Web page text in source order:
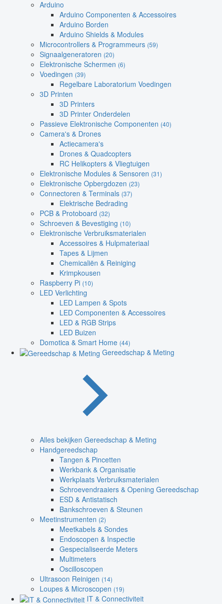
Arduino
Arduino Componenten & Accessoires
Arduino Borden
Arduino Shields & Modules
Microcontrollers & Programmeurs (59)
Signaalgeneratoren (20)
Elektronische Schermen (6)
Voedingen (39)
Regelbare Laboratorium Voedingen
3D Printen
3D Printers
3D Printer Onderdelen
Passieve Elektronische Componenten (40)
Camera's & Drones
Actiecamera's
Drones & Quadcopters
RC Helikopters & Vliegtuigen
Elektronische Modules & Sensoren (31)
Elektronische Opbergdozen (23)
Connectoren & Terminals (37)
Elektrische Bedrading
PCB & Protoboard (32)
Schroeven & Bevestiging (10)
Elektronische Verbruiksmaterialen
Accessoires & Hulpmateriaal
Tapes & Lijmen
Chemicaliën & Reiniging
Krimpkousen
Raspberry Pi (10)
LED Verlichting
LED Lampen & Spots
LED Componenten & Accessoires
LED & RGB Strips
LED Buizen
Domotica & Smart Home (44)
Gereedschap & Meting
Alles bekijken Gereedschap & Meting
Handgereedschap
Tangen & Pincetten
Werkbank & Organisatie
Werkplaats Verbruiksmaterialen
Schroevendraaiers & Opening Gereedschap
ESD & Antistatisch
Bankschroeven & Steunen
Meetinstrumenten (2)
Meetkabels & Sondes
Endoscopen & Inspectie
Gespecialiseerde Meters
Multimeters
Oscilloscopen
Ultrasoon Reinigen (14)
Loupes & Microscopen (19)
IT & Connectiviteit